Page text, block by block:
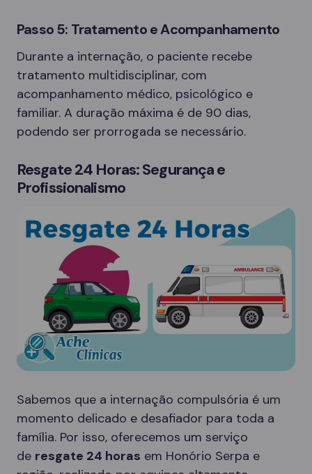
Passo 5: Tratamento e Acompanhamento
Durante a internação, o paciente recebe
tratamento multidisciplinar, com
acompanhamento médico, psicológico e
familiar. A duração máxima é de 90 dias,
podendo ser prorrogada se necessário.
Resgate 24 Horas: Segurança e
Profissionalismo
Sabemos que a internação compulsória é um
momento delicado e desafiador para toda a
família. Por isso, oferecemos um serviço
de resgate 24 horas em Honório Serpa e